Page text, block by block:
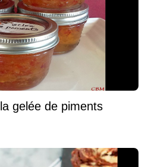
gelée de piments